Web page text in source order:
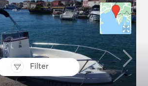
Filter